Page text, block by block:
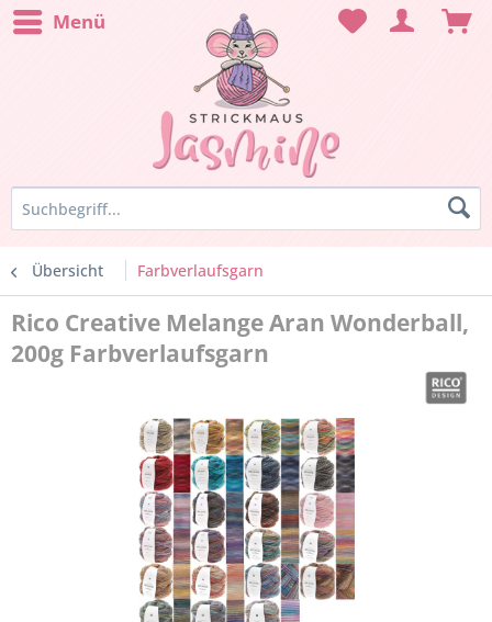
Menü
Übersicht Farbverlaufsgarn
Rico Creative Melange Aran Wonderball,
200g Farbverlaufsgarn